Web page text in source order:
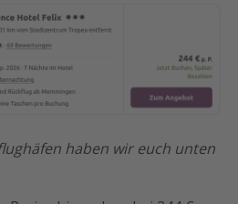
haben wir euch unten